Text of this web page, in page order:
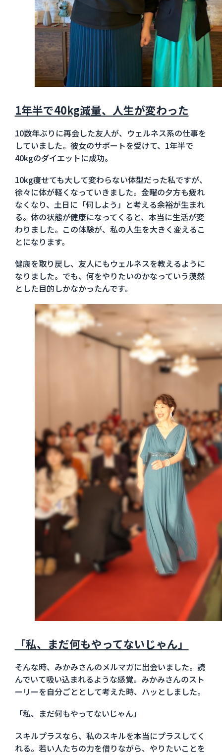
1年半で40kg減量、人生が変わった
10数年ぶりに再会した友人が、ウェルネス系の仕事を
していました。彼女のサポートを受けて、1年半で
40kgのダイエットに成功。
10kg痩せても大して変わらない体型だった私ですが、
徐々に体が軽くなっていきました。金曜の夕方も疲れ
なくなり、土日に「何しよう」と考える余裕が生まれ
る。体の状態が健康になってくると、本当に生活が変
わりました。この体験が、私の人生を大きく変えるこ
とになります。
健康を取り戻し、友人にもウェルネスを教えるように
なりました。でも、何をやりたいのかなっていう漠然
とした目的しかなかったんです。
「私、まだ何もやってないじゃん」
そんな時、みかみさんのメルマガに出会いました。読
んでいて吸い込まれるような感覚。みかみさんのスト
ーリーを自分ごととして考えた時、ハッとしました。
「私、まだ何もやってないじゃん」
スキルプラスなら、私のスキルを本当にプラスしてく
れる。若い人たちの力を借りながら、やりたいことを